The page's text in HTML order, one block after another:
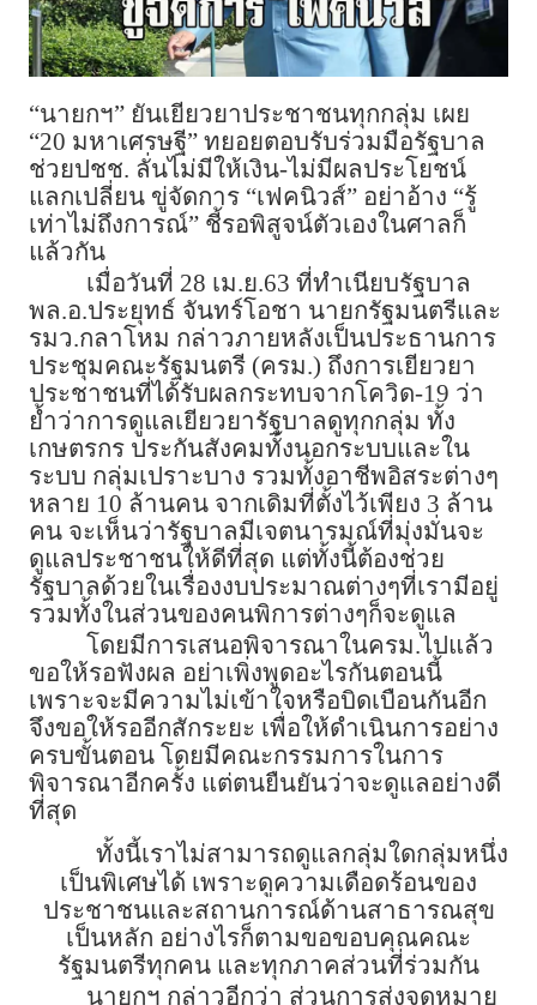
“นายกฯ” ยันเยียวยาประชาชนทุกกลุ่ม เผย
“20 มหาเศรษฐี” ทยอยตอบรับร่วมมือรัฐบาล
ช่วยปชช. ลั่นไม่มีให้เงิน-ไม่มีผลประโยชน์
แลกเปลี่ยน ขู่จัดการ “เฟคนิวส์” อย่าอ้าง “รู้
เท่าไม่ถึงการณ์” ชี้รอพิสูจน์ตัวเองในศาลก็
แล้วกัน
เมื่อวันที่ 28 เม.ย.63 ที่ทำเนียบรัฐบาล
พล.อ.ประยุทธ์ จันทร์โอชา นายกรัฐมนตรีและ
รมว.กลาโหม กล่าวภายหลังเป็นประธานการ
ประชุมคณะรัฐมนตรี (ครม.) ถึงการเยียวยา
ประชาชนที่ได้รับผลกระทบจากโควิด-19 ว่า
ย้ำว่าการดูแลเยียวยารัฐบาลดูทุกกลุ่ม ทั้ง
เกษตรกร ประกันสังคมทั้งนอกระบบและใน
ระบบ กลุ่มเปราะบาง รวมทั้งอาชีพอิสระต่างๆ
หลาย 10 ล้านคน จากเดิมที่ตั้งไว้เพียง 3 ล้าน
คน จะเห็นว่ารัฐบาลมีเจตนารมณ์ที่มุ่งมั่นจะ
ดูแลประชาชนให้ดีที่สุด แต่ทั้งนี้ต้องช่วย
รัฐบาลด้วยในเรื่องงบประมาณต่างๆที่เรามีอยู่
รวมทั้งในส่วนของคนพิการต่างๆก็จะดูแล
โดยมีการเสนอพิจารณาในครม.ไปแล้ว
ขอให้รอฟังผล อย่าเพิ่งพูดอะไรกันตอนนี้
เพราะจะมีความไม่เข้าใจหรือบิดเบือนกันอีก
จึงขอให้รออีกสักระยะ เพื่อให้ดำเนินการอย่าง
ครบขั้นตอน โดยมีคณะกรรมการในการ
พิจารณาอีกครั้ง แต่ตนยืนยันว่าจะดูแลอย่างดี
ที่สุด
ทั้งนี้เราไม่สามารถดูแลกลุ่มใดกลุ่มหนึ่ง
เป็นพิเศษได้ เพราะดูความเดือดร้อนของ
ประชาชนและสถานการณ์ด้านสาธารณสุข
เป็นหลัก อย่างไรก็ตามขอขอบคุณคณะ
รัฐมนตรีทุกคน และทุกภาคส่วนที่ร่วมกัน
นายกฯ กล่าวอีกว่า ส่วนการส่งจดหมาย